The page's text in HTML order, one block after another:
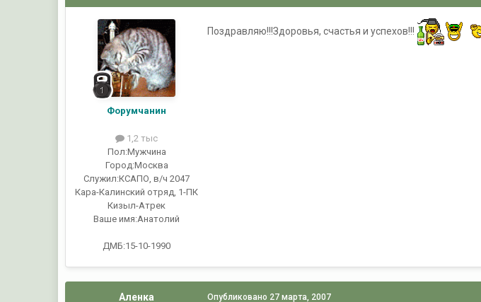
Форумчанин
1,2 тыс
Пол:Мужчина
Город:Москва
Служил:КСАПО, в/ч 2047
Кара-Калинский отряд, 1-ПК
Кизыл-Атрек
Ваше имя:Анатолий
ДМБ:15-10-1990
Поздравляю!!!Здоровья, счастья и успехов!!!
Аленка Опубликовано 27 марта, 2007